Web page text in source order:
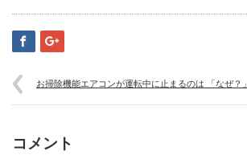
お掃除機能エアコンが運転中に止まるのは 「なぜ？」
コメント